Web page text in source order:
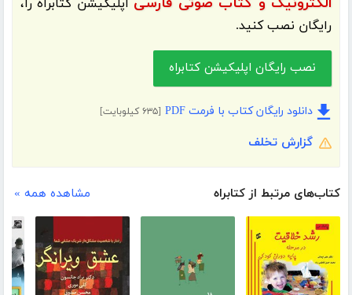
اپلیکیشنکتابراهرا،
رایگان نصب کنید.
نصب رایگان اپلیکیشن کتابراه
دانلود رایگان کتاب با فرمت PDF [۶۳۵ کیلوبایت]
گزارش تخلف
کتاب‌های مرتبط از کتابراه مشاهده همه »